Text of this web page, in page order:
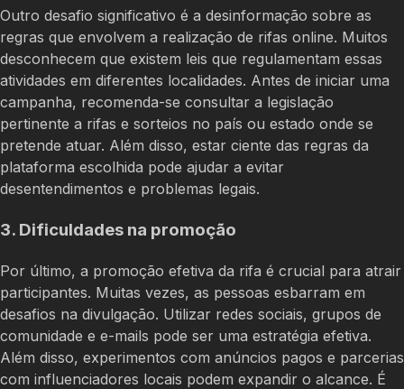
Outro desafio significativo é a desinformação sobre as
regras que envolvem a realização de rifas online. Muitos
desconhecem que existem leis que regulamentam essas
atividades em diferentes localidades. Antes de iniciar uma
campanha, recomenda-se consultar a legislação
pertinente a rifas e sorteios no país ou estado onde se
pretende atuar. Além disso, estar ciente das regras da
plataforma escolhida pode ajudar a evitar
desentendimentos e problemas legais.
3. Dificuldades na promoção
Por último, a promoção efetiva da rifa é crucial para atrair
participantes. Muitas vezes, as pessoas esbarram em
desafios na divulgação. Utilizar redes sociais, grupos de
comunidade e e-mails pode ser uma estratégia efetiva.
Além disso, experimentos com anúncios pagos e parcerias
com influenciadores locais podem expandir o alcance. É